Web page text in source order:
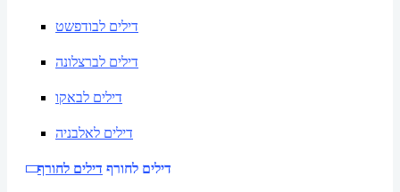
דילים לבודפשט
דילים לברצלונה
דילים לבאקו
דילים לאלבניה
דילים לחורף דילים לחורף